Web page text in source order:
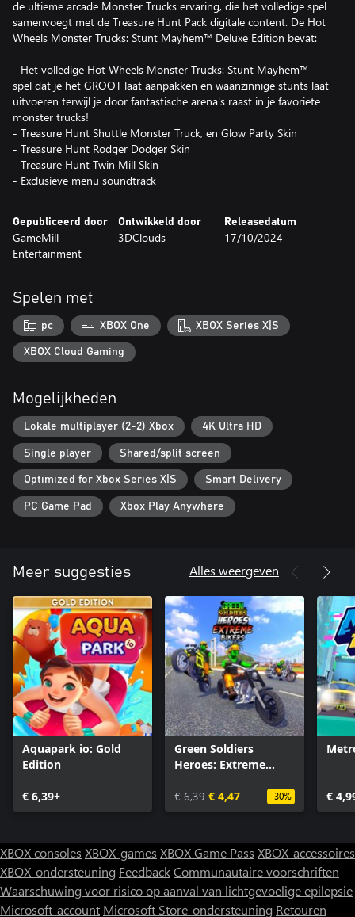
de ultieme arcade Monster Trucks ervaring, die het volledige spel
samenvoegt met de Treasure Hunt Pack digitale content. De Hot
Wheels Monster Trucks: Stunt Mayhem™ Deluxe Edition bevat:
- Het volledige Hot Wheels Monster Trucks: Stunt Mayhem™
spel dat je het GROOT laat aanpakken en waanzinnige stunts laat
uitvoeren terwijl je door fantastische arena's raast in je favoriete
monster trucks!
- Treasure Hunt Shuttle Monster Truck, en Glow Party Skin
- Treasure Hunt Rodger Dodger Skin
- Treasure Hunt Twin Mill Skin
- Exclusieve menu soundtrack
Gepubliceerd door
GameMill
Entertainment
Ontwikkeld door
3DClouds
Releasedatum
17/10/2024
Spelen met
pc XBOX One XBOX Series X|S
XBOX Cloud Gaming
Mogelijkheden
Lokale multiplayer (2-2) Xbox 4K Ultra HD
Single player Shared/split screen
Optimized for Xbox Series X|S Smart Delivery
PC Game Pad Xbox Play Anywhere
Meer suggesties Alles weergeven
Aquapark io: Gold
Edition
€ 6,39+
Green Soldiers
Heroes: Extreme
€ 6,39 € 4,47 -30% €
XBOX consoles XBOX-games XBOX Game Pass XBOX-accessoires
XBOX-ondersteuning FeedbackCommunautaire voorschriften
Waarschuwing voor risico op aanval van lichtgevoelige epilepsie
Microsoft-account Microsoft Store-ondersteuning Retouren